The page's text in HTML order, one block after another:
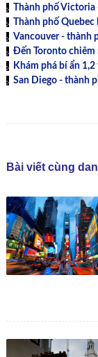
Thành phố Victoria
Thành phố Quebec
Vancouver - thành
Đến Toronto chiêm
Khám phá bí ẩn
San Diego - thành
Bài viết cùng